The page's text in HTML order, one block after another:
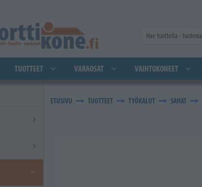
TUOTTEET VARAOSAT VAIHTOKONEET
ETUSIVU TUOTTEET TYÖKALUT SAHAT